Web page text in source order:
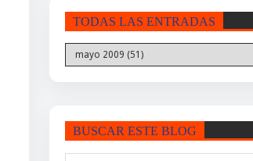
TODAS LAS ENTRADAS
BUSCAR ESTE BLOG